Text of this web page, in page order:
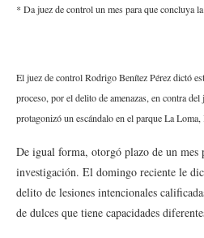
* Da juez de control un mes para que concluya
El juez de control Rodrigo Benítez Pérez dictó
proceso, por el delito de amenazas, en contra
protagonizó un escándalo en el parque La
De igual forma, otorgó plazo de un mes
investigación. El domingo reciente le
delito de lesiones intencionales
de dulces que tiene capacidades